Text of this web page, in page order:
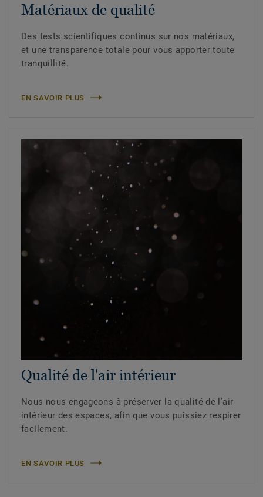
Matériaux de qualité
Des tests scientifiques continus sur nos matériaux,
et une transparence totale pour vous apporter toute
tranquillité.
EN SAVOIR PLUS
Qualité de l'air intérieur
Nous nous engageons à préserver la qualité de l’air
intérieur des espaces, afin que vous puissiez respirer
facilement.
EN SAVOIR PLUS